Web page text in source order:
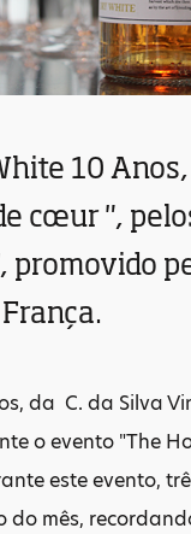
10
cœur ",
da C. da Silva
o evento "The
este evento,
mês,